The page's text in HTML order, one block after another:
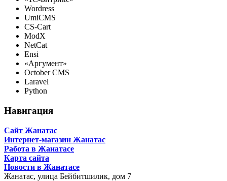
Wordress
UmiCMS
CS-Cart
ModX
NetCat
Ensi
«Аргумент»
October CMS
Laravel
Python
Навигация
Сайт Жанатас
Интернет-магазин Жанатас
Работа в Жанатасе
Карта сайта
Новости в Жанатасе
Жанатас, улица Бейбитшилик, дом 7